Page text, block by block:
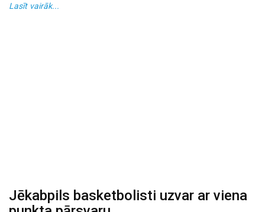
Lasīt vairāk...
Jēkabpils basketbolisti uzvar ar viena